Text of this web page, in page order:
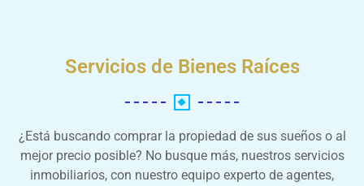
Servicios de Bienes Raíces
¿Está buscando comprar la propiedad de sus sueños o al
mejor precio posible? No busque más, nuestros servicios
inmobiliarios, con nuestro equipo experto de agentes,